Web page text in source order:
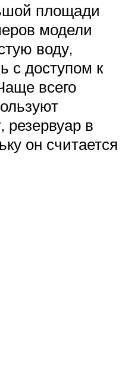
площади
модели
воду,
с доступом к
всего
резервуар в
он считается